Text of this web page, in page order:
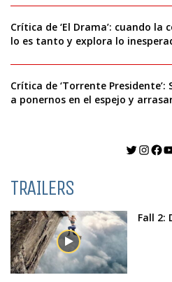
Crítica de ‘El Drama’: cuando
lo es tanto y explora lo
Crítica de ‘Torrente
a ponernos en el espejo y
Twitter
TRAILERS
Fall 2: